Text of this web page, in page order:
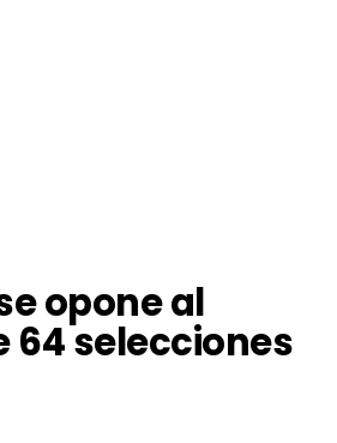
opone al
64 selecciones